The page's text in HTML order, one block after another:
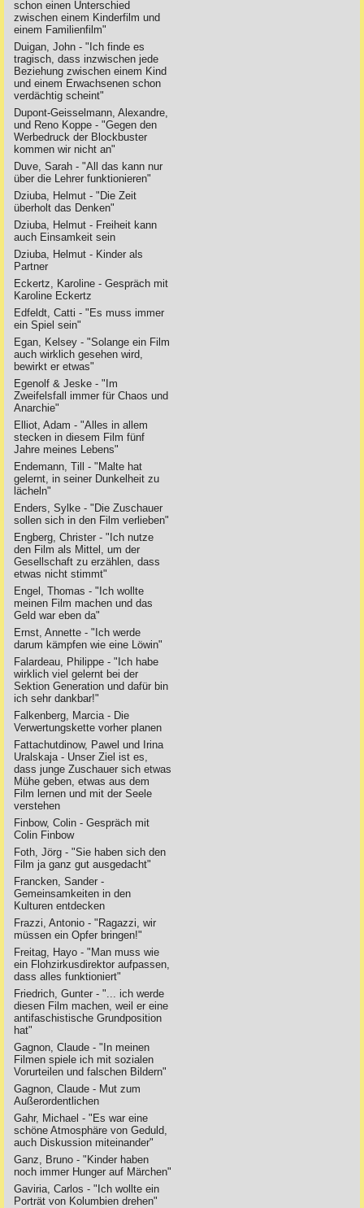
schon einen Unterschied
zwischen einem Kinderfilm und
einem Familienfilm"
Duigan, John - "Ich finde es
tragisch, dass inzwischen jede
Beziehung zwischen einem Kind
und einem Erwachsenen schon
verdächtig scheint"
Dupont-Geisselmann, Alexandre,
und Reno Koppe - "Gegen den
Werbedruck der Blockbuster
kommen wir nicht an"
Duve, Sarah - "All das kann nur
über die Lehrer funktionieren"
Dziuba, Helmut - "Die Zeit
überholt das Denken"
Dziuba, Helmut - Freiheit kann
auch Einsamkeit sein
Dziuba, Helmut - Kinder als
Partner
Eckertz, Karoline - Gespräch mit
Karoline Eckertz
Edfeldt, Catti - "Es muss immer
ein Spiel sein"
Egan, Kelsey - "Solange ein Film
auch wirklich gesehen wird,
bewirkt er etwas"
Egenolf & Jeske - "Im
Zweifelsfall immer für Chaos und
Anarchie"
Elliot, Adam - "Alles in allem
stecken in diesem Film fünf
Jahre meines Lebens"
Endemann, Till - "Malte hat
gelernt, in seiner Dunkelheit zu
lächeln"
Enders, Sylke - "Die Zuschauer
sollen sich in den Film verlieben"
Engberg, Christer - "Ich nutze
den Film als Mittel, um der
Gesellschaft zu erzählen, dass
etwas nicht stimmt"
Engel, Thomas - "Ich wollte
meinen Film machen und das
Geld war eben da"
Ernst, Annette - "Ich werde
darum kämpfen wie eine Löwin"
Falardeau, Philippe - "Ich habe
wirklich viel gelernt bei der
Sektion Generation und dafür bin
ich sehr dankbar!"
Falkenberg, Marcia - Die
Verwertungskette vorher planen
Fattachutdinow, Pawel und Irina
Uralskaja - Unser Ziel ist es,
dass junge Zuschauer sich etwas
Mühe geben, etwas aus dem
Film lernen und mit der Seele
verstehen
Finbow, Colin - Gespräch mit
Colin Finbow
Foth, Jörg - "Sie haben sich den
Film ja ganz gut ausgedacht"
Francken, Sander -
Gemeinsamkeiten in den
Kulturen entdecken
Frazzi, Antonio - "Ragazzi, wir
müssen ein Opfer bringen!"
Freitag, Hayo - "Man muss wie
ein Flohzirkusdirektor aufpassen,
dass alles funktioniert"
Friedrich, Gunter - "... ich werde
diesen Film machen, weil er eine
antifaschistische Grundposition
hat"
Gagnon, Claude - "In meinen
Filmen spiele ich mit sozialen
Vorurteilen und falschen Bildern"
Gagnon, Claude - Mut zum
Außerordentlichen
Gahr, Michael - "Es war eine
schöne Atmosphäre von Geduld,
auch Diskussion miteinander"
Ganz, Bruno - "Kinder haben
noch immer Hunger auf Märchen"
Gaviria, Carlos - "Ich wollte ein
Porträt von Kolumbien drehen"